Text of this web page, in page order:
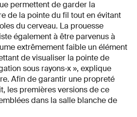
permettent de garder la
de la pointe du fil tout en évitant
du cerveau. La prouesse
également à être parvenus à
extrêmement faible un élément
de visualiser la pointe de
sous rayons-x », explique
Afin de garantir une propreté
les premières versions de ce
dans la salle blanche de